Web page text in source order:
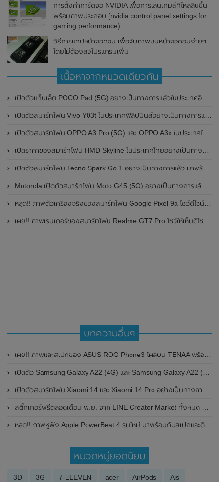
การตั้งค่าการ์ดจอ NVIDIA เพื่อการเล่นเกมส์ที่ไหลลื่นขึ้น
พร้อมภาพประกอบ (nvidia control panel settings for
gaming performance)
วิธีการแคปหน้าจอคอม เพื่อจับภาพบนหน้าจอคอมง่ายๆ
โดยไม่ต้องลงโปรแกรมเพิ่ม
เนื้อหาจากหมวดเดียวกัน
เปิดตัวแท็บเล็ต POCO Pad (5G) อย่างเป็นทางการแล้วในประเทศอินเดีย มาพร้อมชิปเซ็ต Snapdragon 7s Gen 2 ของ Qualcomm และรองรับเครือข่าย 5G
เปิดตัวสมาร์ทโฟน Vivo Y03t ในประเทศฟิลิปปินส์อย่างเป็นทางการแล้ว มาพร้อมชิปเซ็ต Unisoc T612 , กล้องหลัง ความละเอียด 13MP , แบตเตอรี่ 5,000mAh และหน้าจอแสดงผล LCD / 90Hz
เปิดตัวสมาร์ทโฟน OPPO A3 Pro (5G) และ OPPO A3x ในประเทศไทยอย่างเป็นทางการแล้ว ในราคาเริ่มต้นเพียง 3,999 บาท
เปิดราคาของสมาร์ทโฟน HMD Skyline ในประเทศไทยอย่างเป็นทางการแล้ว ราคา 14,990 บาท
เปิดตัวสมาร์ทโฟน Tecno Spark Go 1 อย่างเป็นทางการแล้ว มาพร้อมหน้าจอแสดงผล LCD / 120Hz , แบตเตอรี่ 5,000mAh และใช้ชิปเซ็ต Unisoc
Motorola เปิดตัวสมาร์ทโฟน Moto G45 (5G) อย่างเป็นทางการแล้วในอินเดีย
หลุด!! ภาพตัวเครื่องจริงของสมาร์ทโฟน Google Pixel 9a โชว์ดีไซน์ใหม่ กล้องหลังแบนราบ ไม่มีกรอบของกล้องแล้ว
เผย!! ภาพเรนเดอร์ของสมาร์ทโฟน Realme GT7 Pro โชว์ให้เห็นดีไซน์ใหม่ พร้อมเผยรายละเอียดสเปกที่สำคัญบางส่วน
บทความอื่นๆ
เผย!! ภาพและสเปกของ ASUS ROG Phone3 โผล่บน TENAA พร้อมเผยคะแนนจาก AnTuTu
เปิดตัว Samsung Galaxy A22 (4G) และ Samsung Galaxy A22 (5G) อย่างเป็นทางการ
เปิดตัวสมาร์ทโฟน Xiaomi 14 และ Xiaomi 14 Pro อย่างเป็นทางการในประเทศจีน
สติ๊กเกอร์ฟรีตลอดเดือน พ.ย. จาก LINE Creator Market ทั้งหมด 4 แบบ
หลุด!! ภาพหูฟัง Apple PowerBeat 4 รุ่นใหม่ มาพร้อมกับสเปกและดีไซน์ที่คุ้นเคย
หมวดหมู่ยอดนิยม
3D 3G 7-ELEVEN acer AirPods Ais